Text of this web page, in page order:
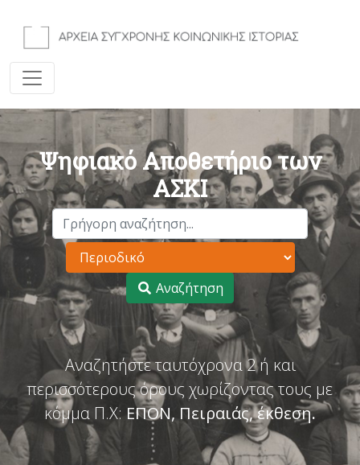
Ψηφιακό Αποθετήριο των
ΑΣΚΙ
Αναζήτηση
Αναζητήστε ταυτόχρονα 2 ή και
περισσότερους όρους χωρίζοντας τους με
κόμμα Π.Χ: ΕΠΟΝ, Πειραιάς, έκθεση.